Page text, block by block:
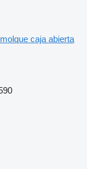
caja abierta